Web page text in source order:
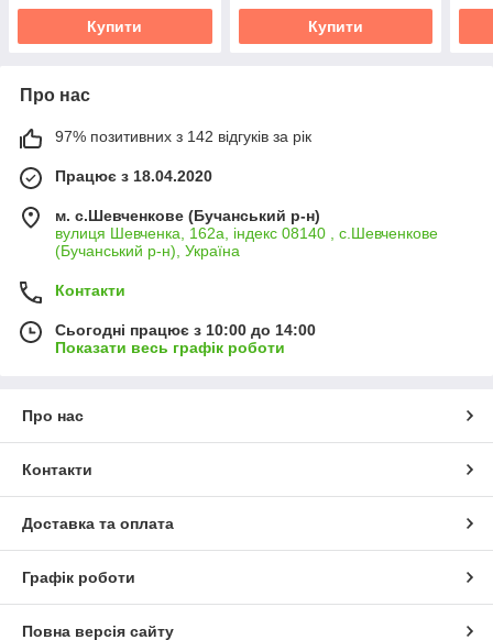
Купити Купити
Про нас
97% позитивних з 142 відгуків за рік
Працює з 18.04.2020
м. с.Шевченкове (Бучанський р-н)
вулиця Шевченка, 162а, індекс 08140 , с.Шевченкове
(Бучанський р-н), Україна
Контакти
Сьогодні працює з 10:00 до 14:00
Показати весь графік роботи
Про нас
Контакти
Доставка та оплата
Графік роботи
Повна версія сайту